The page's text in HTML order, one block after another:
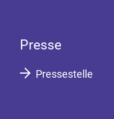
Presse
Pressestelle